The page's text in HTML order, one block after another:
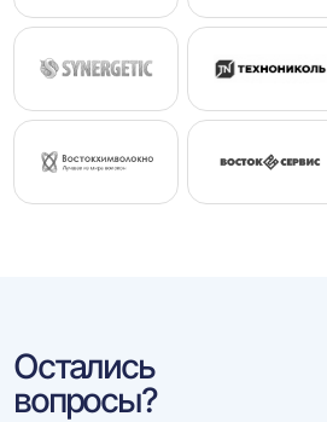
Остались
вопросы?